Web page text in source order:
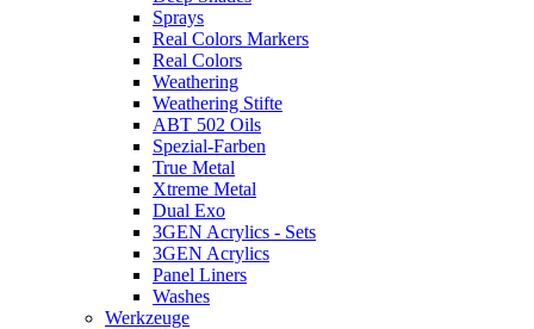
Sprays
Real Colors Markers
Real Colors
Weathering
Weathering Stifte
ABT 502 Oils
Spezial-Farben
True Metal
Xtreme Metal
Dual Exo
3GEN Acrylics - Sets
3GEN Acrylics
Panel Liners
Washes
Werkzeuge